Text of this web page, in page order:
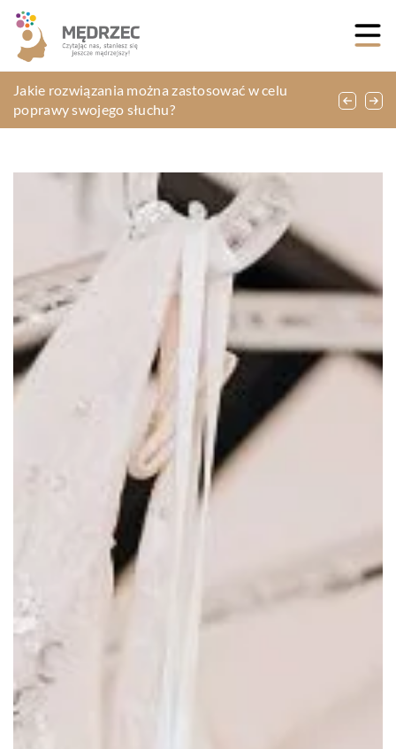
W jakim celu przeprowadza się badania
ultradźwiękowe?
Jakie rozwiązania można zastosować w celu
poprawy swojego słuchu?
Jak bezpiecznie pływać kajakiem?
Co nada domowi przytulnego charakteru?